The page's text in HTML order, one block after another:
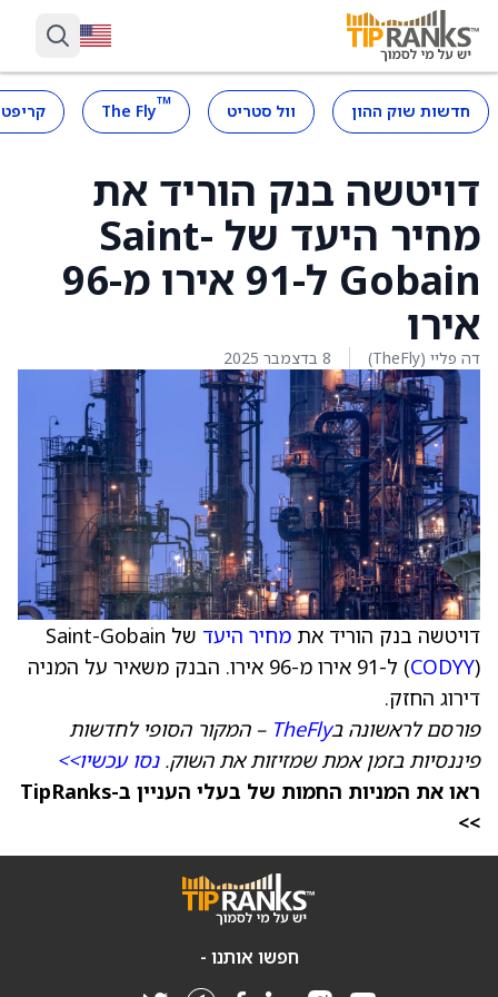
חדשות שוק ההון וול סטריט ™
The Fly
דויטשה בנק הוריד את
מחיר היעד של Saint-
Gobain ל-91 אירו מ-96
אירו
דה פליי (TheFly) 8 בדצמבר 2025
דויטשה בנק הוריד את מחיר היעד
של Saint-Gobain
(CODYY
) ל-91 אירו מ-96 אירו. הבנק משאיר על המניה
דירוג החזק.
פורסם לראשונה בTheFly – המקור הסופי לחדשות
פיננסיות בזמן אמת שמזיזות את השוק.נסו עכשיו>>
ראו את המניות החמות של בעלי העניין ב-TipRanks
>>
חפשו אותנו -